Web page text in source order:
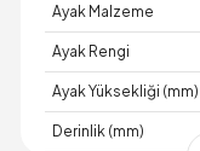
Ayak Malzeme
Ayak Rengi
Ayak Yüksekliği (mm)
Derinlik (mm)